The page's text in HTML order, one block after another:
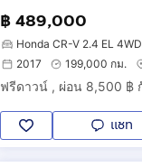
฿ 489,000
Honda CR-V 2.4 EL 4WD
2017
199,000 กม.
แชท